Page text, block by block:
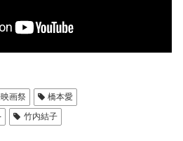
画祭
橋本愛
竹内結子